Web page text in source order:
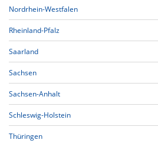
Nordrhein-Westfalen
Rheinland-Pfalz
Saarland
Sachsen
Sachsen-Anhalt
Schleswig-Holstein
Thüringen